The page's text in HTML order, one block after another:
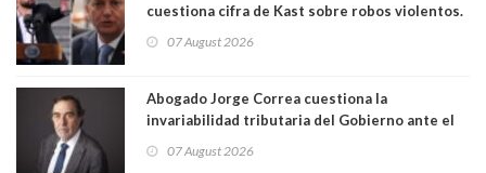
cuestiona cifra de Kast sobre robos violentos.
07 August 2026
Abogado Jorge Correa cuestiona la
invariabilidad tributaria del Gobierno ante el
democracia” y "defendemos la alternancia en el
07 August 2026